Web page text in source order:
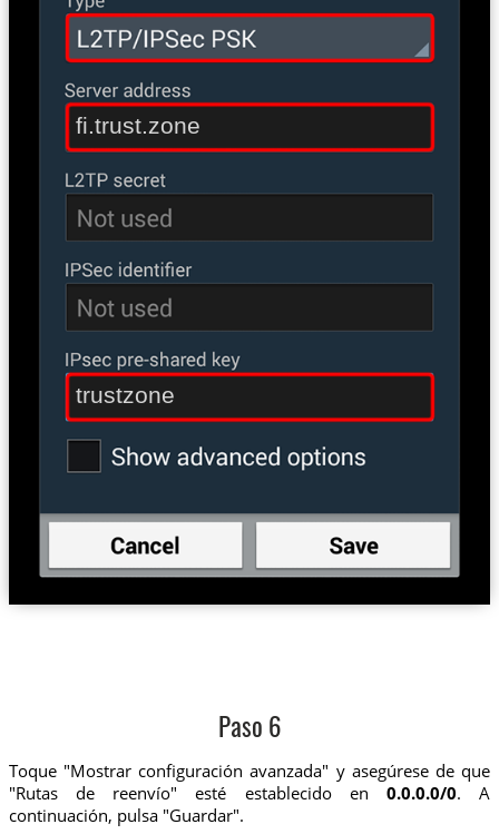
fi.trust.zone
trustzone
Paso 6
Toque "Mostrar configuración avanzada" y asegúrese de que
"Rutas de reenvío" esté establecido en0.0.0.0/0. A
continuación, pulsa "Guardar".